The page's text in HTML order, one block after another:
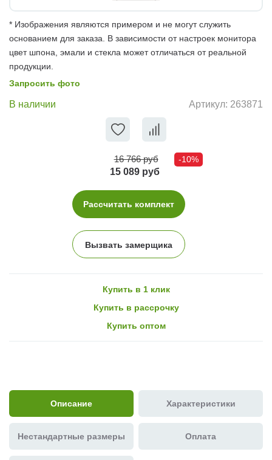
* Изображения являются примером и не могут служить
основанием для заказа. В зависимости от настроек монитора
цвет шпона, эмали и стекла может отличаться от реальной
продукции.
Запросить фото
В наличии Артикул: 263871
16 766 руб -10%
15 089 руб
Рассчитать комплект
Вызвать замерщика
Купить в 1 клик
Купить в рассрочку
Купить оптом
Описание Характеристики
Нестандартные размеры Оплата